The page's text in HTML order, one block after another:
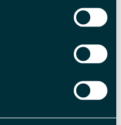
Det finnes en rekke
både fastboende og